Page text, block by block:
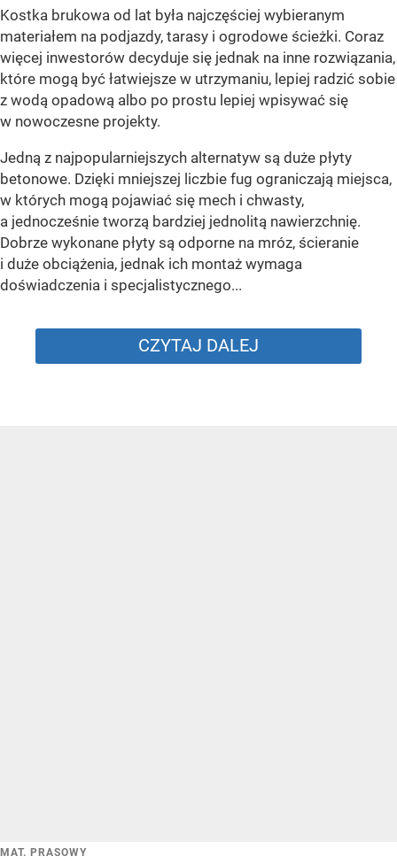
Kostka brukowa od lat była najczęściej wybieranym
materiałem na podjazdy, tarasy i ogrodowe ścieżki. Coraz
więcej inwestorów decyduje się jednak na inne rozwiązania,
które mogą być łatwiejsze w utrzymaniu, lepiej radzić sobie
z wodą opadową albo po prostu lepiej wpisywać się
w nowoczesne projekty.
Jedną z najpopularniejszych alternatyw są duże płyty
betonowe. Dzięki mniejszej liczbie fug ograniczają miejsca,
w których mogą pojawiać się mech i chwasty,
a jednocześnie tworzą bardziej jednolitą nawierzchnię.
Dobrze wykonane płyty są odporne na mróz, ścieranie
i duże obciążenia, jednak ich montaż wymaga
doświadczenia i specjalistycznego...
CZYTAJ DALEJ
MAT. PRASOWY